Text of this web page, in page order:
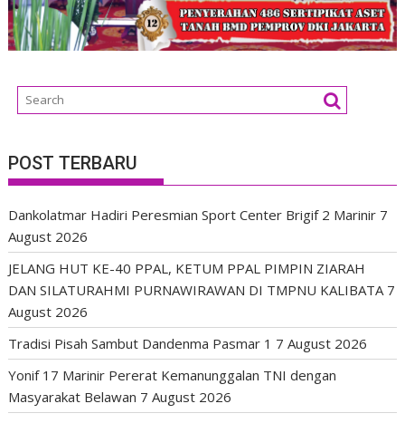
POST TERBARU
Dankolatmar Hadiri Peresmian Sport Center Brigif 2 Marinir 7
August 2026
JELANG HUT KE-40 PPAL, KETUM PPAL PIMPIN ZIARAH
DAN SILATURAHMI PURNAWIRAWAN DI TMPNU KALIBATA 7
August 2026
Tradisi Pisah Sambut Dandenma Pasmar 1 7 August 2026
Yonif 17 Marinir Pererat Kemanunggalan TNI dengan
Masyarakat Belawan 7 August 2026